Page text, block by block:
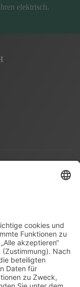
elektrisch.